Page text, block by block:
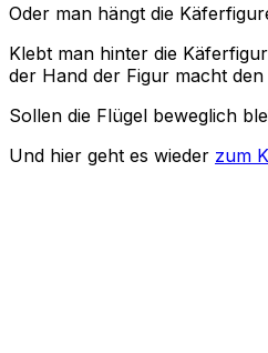
Oder man hängt die
Klebt man hinter die
der Hand der Figur macht
Sollen die Flügel beweglich
Und hier geht es wieder zum